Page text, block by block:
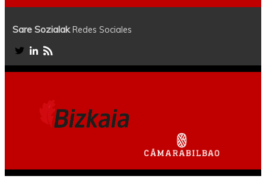
Sare SozialakRedes Sociales